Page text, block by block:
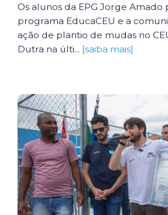
Os alunos da EPG Jorge Amado
programa EducaCEU e a
ação de plantio de mudas no
Dutra na últi... [saiba mais]